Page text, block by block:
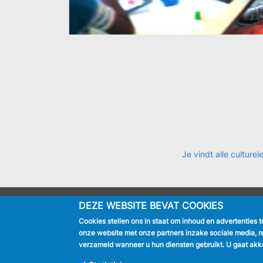
Je vindt alle
IK BEN
Inwoner
Toerist
Bedrijf
DEZE WEBSITE BEVAT COOKIES
Cookies stellen ons in staat om inhoud en advertenties
onze website met onze partners inzake sociale media,
verzameld wanneer u hun diensten gebruikt. U gaat